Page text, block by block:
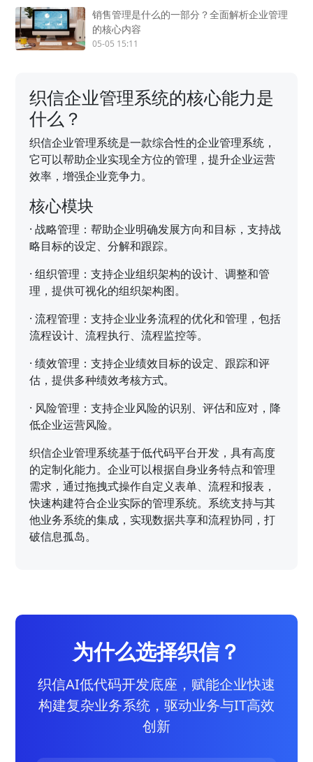
销售管理是什么的一部分？全面解析企业管理
的核心内容
05-05 15:11
织信企业管理系统的核心能力是
什么？
织信企业管理系统是一款综合性的企业管理系统，
它可以帮助企业实现全方位的管理，提升企业运营
效率，增强企业竞争力。
核心模块
·战略管理：帮助企业明确发展方向和目标，支持战
略目标的设定、分解和跟踪。
·组织管理：支持企业组织架构的设计、调整和管
理，提供可视化的组织架构图。
·流程管理：支持企业业务流程的优化和管理，包括
流程设计、流程执行、流程监控等。
·绩效管理：支持企业绩效目标的设定、跟踪和评
估，提供多种绩效考核方式。
· 风险管理：支持企业风险的识别、评估和应对，降
低企业运营风险。
织信企业管理系统基于低代码平台开发，具有高度
的定制化能力。企业可以根据自身业务特点和管理
需求，通过拖拽式操作自定义表单、流程和报表，
快速构建符合企业实际的管理系统。系统支持与其
他业务系统的集成，实现数据共享和流程协同，打
破信息孤岛。
为什么选择织信？
织信AI低代码开发底座，赋能企业快速
构建复杂业务系统，驱动业务与IT高效
创新